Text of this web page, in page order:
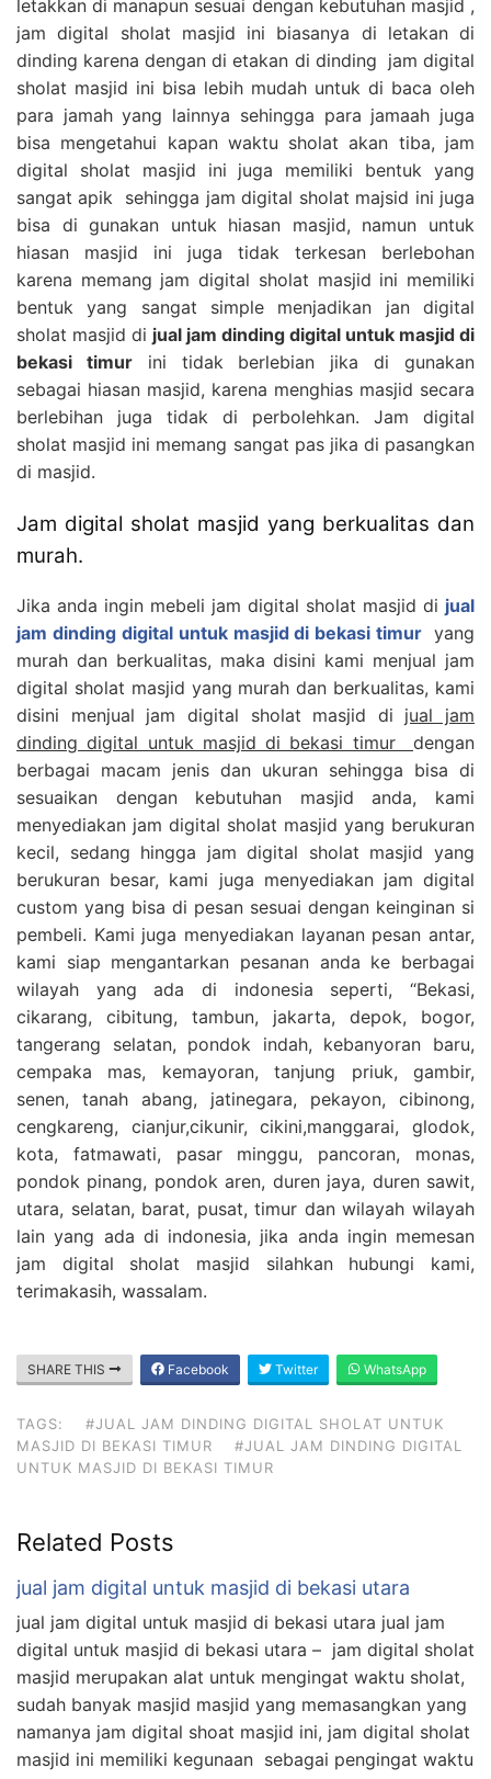
letakkan di manapun sesuai dengan kebutuhan masjid ,
jam digital sholat masjid ini biasanya di letakan di
dinding karena dengan di etakan di dinding jam digital
sholat masjid ini bisa lebih mudah untuk di baca oleh
para jamah yang lainnya sehingga para jamaah juga
bisa mengetahui kapan waktu sholat akan tiba, jam
digital sholat masjid ini juga memiliki bentuk yang
sangat apik sehingga jam digital sholat majsid ini juga
bisa di gunakan untuk hiasan masjid, namun untuk
hiasan masjid ini juga tidak terkesan berlebohan
karena memang jam digital sholat masjid ini memiliki
bentuk yang sangat simple menjadikan jan digital
sholat masjid di jual jam dinding digital untuk masjid di
bekasi timurini tidak berlebian jika di gunakan
sebagai hiasan masjid, karena menghias masjid secara
berlebihan juga tidak di perbolehkan. Jam digital
sholat masjid ini memang sangat pas jika di pasangkan
di masjid.
Jam digital sholat masjid yang berkualitas dan
murah.
Jika anda ingin mebeli jam digital sholat masjid di jual
jam dinding digital untuk masjid di bekasi timur yang
murah dan berkualitas, maka disini kami menjual jam
digital sholat masjid yang murah dan berkualitas, kami
disini menjual jam digital sholat masjid di jual jam
dinding digital untuk masjid di bekasi timur dengan
berbagai macam jenis dan ukuran sehingga bisa di
sesuaikan dengan kebutuhan masjid anda, kami
menyediakan jam digital sholat masjid yang berukuran
kecil, sedang hingga jam digital sholat masjid yang
berukuran besar, kami juga menyediakan jam digital
custom yang bisa di pesan sesuai dengan keinginan si
pembeli. Kami juga menyediakan layanan pesan antar,
kami siap mengantarkan pesanan anda ke berbagai
wilayah yang ada di indonesia seperti, “Bekasi,
cikarang, cibitung, tambun, jakarta, depok, bogor,
tangerang selatan, pondok indah, kebanyoran baru,
cempaka mas, kemayoran, tanjung priuk, gambir,
senen, tanah abang, jatinegara, pekayon, cibinong,
cengkareng, cianjur,cikunir, cikini,manggarai, glodok,
kota, fatmawati, pasar minggu, pancoran, monas,
pondok pinang, pondok aren, duren jaya, duren sawit,
utara, selatan, barat, pusat, timur dan wilayah wilayah
lain yang ada di indonesia, jika anda ingin memesan
jam digital sholat masjid silahkan hubungi kami,
terimakasih, wassalam.
SHARE THIS Facebook Twitter WhatsApp
TAGS:
#JUAL JAM DINDING DIGITAL SHOLAT UNTUK
MASJID DI BEKASI TIMUR
#JUAL JAM DINDING DIGITAL
UNTUK MASJID DI BEKASI TIMUR
Related Posts
jual jam digital untuk masjid di bekasi utara
jual jam digital untuk masjid di bekasi utara jual jam
digital untuk masjid di bekasi utara – jam digital sholat
masjid merupakan alat untuk mengingat waktu sholat,
sudah banyak masjid masjid yang memasangkan yang
namanya jam digital shoat masjid ini, jam digital sholat
masjid ini memiliki kegunaan sebagai pengingat waktu